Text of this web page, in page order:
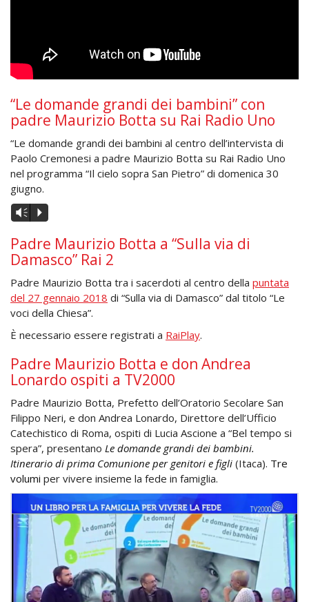
“Le domande grandi dei bambini” con
padre Maurizio Botta su Rai Radio Uno
“Le domande grandi dei bambini al centro dell’intervista di
Paolo Cremonesi a padre Maurizio Botta su Rai Radio Uno
nel programma “Il cielo sopra San Pietro” di domenica 30
giugno.
Audio
Player
Vm P
Padre Maurizio Botta a “Sulla via di
Damasco” Rai 2
Padre Maurizio Botta tra i sacerdoti al centro della puntata
del 27 gennaio 2018 di “Sulla via di Damasco” dal titolo “Le
voci della Chiesa”.
È necessario essere registrati a RaiPlay.
Padre Maurizio Botta e don Andrea
Lonardo ospiti a TV2000
Padre Maurizio Botta, Prefetto dell’Oratorio Secolare San
Filippo Neri, e don Andrea Lonardo, Direttore dell’Ufficio
Catechistico di Roma, ospiti di Lucia Ascione a “Bel tempo si
spera”, presentano Le domande grandi dei bambini.
Itinerario di prima Comunione per genitori e figli (Itaca). Tre
volumi per vivere insieme la fede in famiglia.